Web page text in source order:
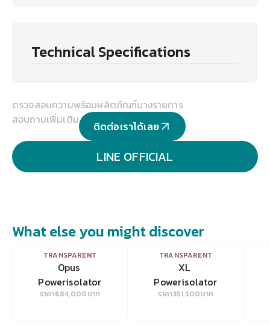
Technical Specifications
ตรวจสอบความพร้อมผลิตภัณฑ์บางรายการ
สอบถามเพิ่มเติม
ติดต่อเราได้เลย
LINE OFFICIAL
What else you might discover
VIEW
TRANSPARENT
Opus
Powerisolator
ราคา684,000บาท
VIEW
TRANSPARENT
XL
Powerisolator
ราคา351,500บาท